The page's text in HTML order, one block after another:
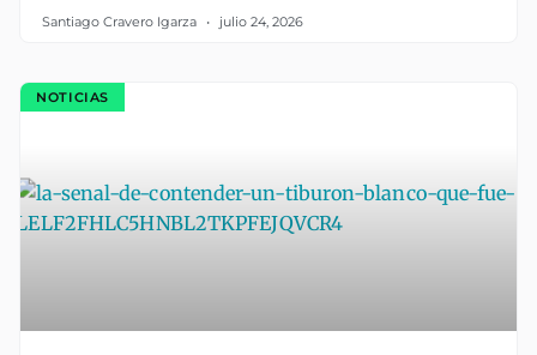
Santiago Cravero Igarza julio 24, 2026
NOTICIAS